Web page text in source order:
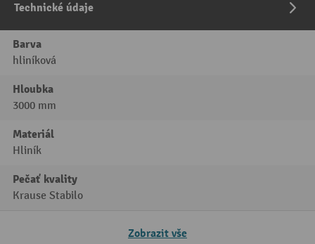
Technické údaje
Barva
hliníková
Hloubka
3000 mm
Materiál
Hliník
Pečať kvality
Krause Stabilo
Zobrazit vše